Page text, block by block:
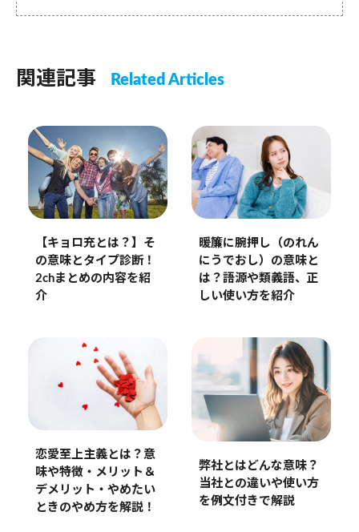
関連記事 Related Articles
【キョロ充とは？】そ
の意味とタイプ診断！
2chまとめの内容を紹
介
暖簾に腕押し（のれん
にうでおし）の意味と
は？語源や類義語、正
しい使い方を紹介
恋愛至上主義とは？意
味や特徴・メリット＆
デメリット・やめたい
ときのやめ方を解説！
弊社とはどんな意味？
当社との違いや使い方
を例文付きで解説